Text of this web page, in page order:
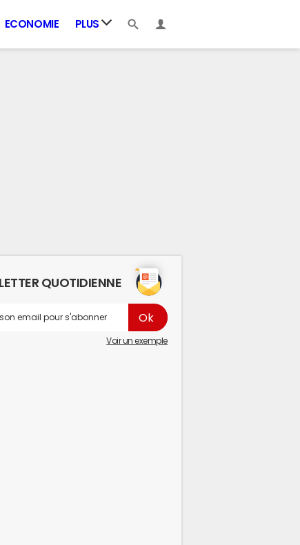
ECONOMIE PLUS
QUOTIDIENNE
Voir un exemple